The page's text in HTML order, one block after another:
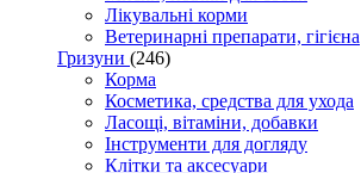
Лікувальні корми
Ветеринарні препарати, гігієна
Гризуни (246)
Корма
Косметика, средства для ухода
Ласощі, вітаміни, добавки
Інструменти для догляду
Клітки та аксесуари